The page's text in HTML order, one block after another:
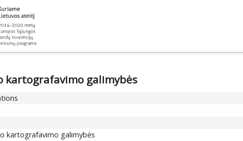
galimybės
kartografavimo galimybės